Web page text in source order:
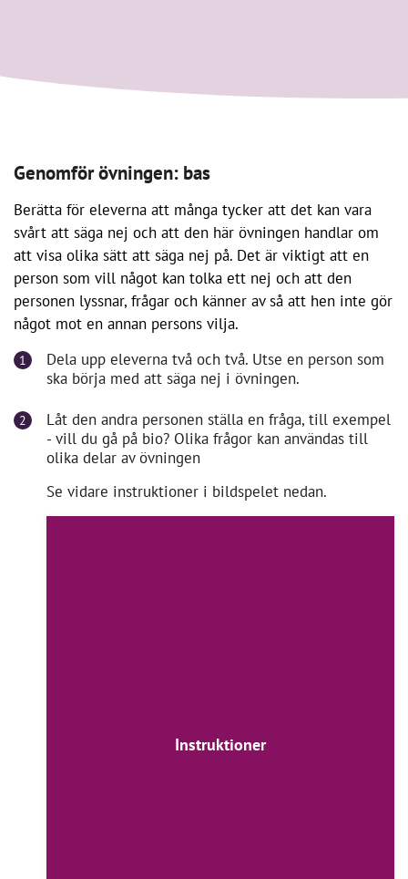
Genomför övningen: bas
Berätta för eleverna att många tycker att det kan vara
svårt att säga nej och att den här övningen handlar om
att visa olika sätt att säga nej på. Det är viktigt att en
person som vill något kan tolka ett nej och att den
personen lyssnar, frågar och känner av så att hen inte gör
något mot en annan persons vilja.
Dela upp eleverna två och två. Utse en person som
ska börja med att säga nej i övningen.
Låt den andra personen ställa en fråga, till exempel
- vill du gå på bio? Olika frågor kan användas till
olika delar av övningen
Se vidare instruktioner i bildspelet nedan.
Instruktioner